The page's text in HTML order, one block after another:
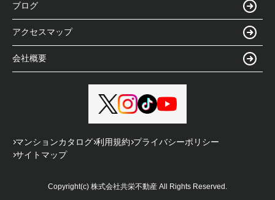
ブログ
アクセスマップ
会社概要
マンションカタログ 利用規約 プライバシーポリシー
サイトマップ
Copyright(c) 株式会社共栄不動産 All Rights Reserved.